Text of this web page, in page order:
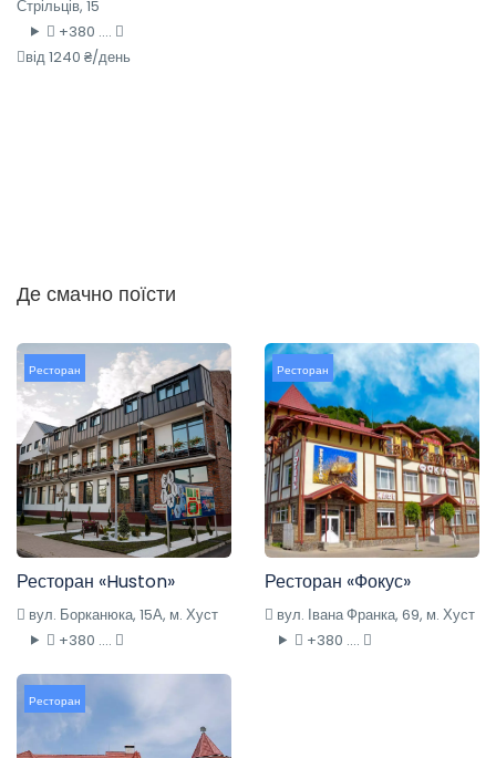
Стрільців, 15
+380 ....
від 1240 ₴/день
Де смачно поїсти
Ресторан
Ресторан «Huston»
вул. Борканюка, 15А, м. Хуст
+380 ....
Ресторан
Ресторан «Фокус»
вул. Івана Франка, 69, м. Хуст
+380 ....
Ресторан